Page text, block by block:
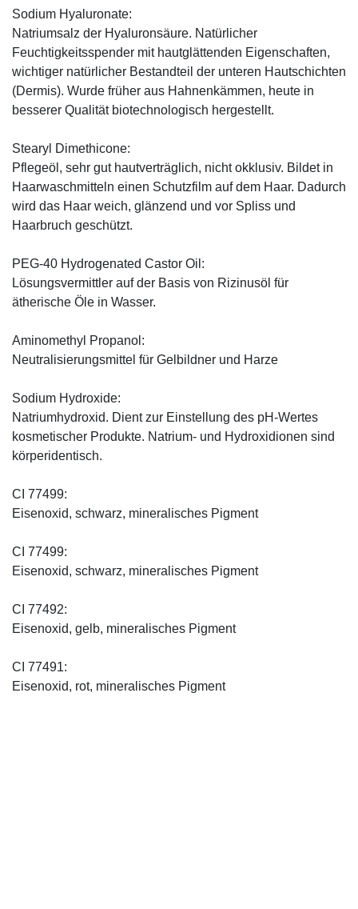
Sodium Hyaluronate:
Natriumsalz der Hyaluronsäure. Natürlicher
Feuchtigkeitsspender mit hautglättenden Eigenschaften,
wichtiger natürlicher Bestandteil der unteren Hautschichten
(Dermis). Wurde früher aus Hahnenkämmen, heute in
besserer Qualität biotechnologisch hergestellt.
Stearyl Dimethicone:
Pflegeöl, sehr gut hautverträglich, nicht okklusiv. Bildet in
Haarwaschmitteln einen Schutzfilm auf dem Haar. Dadurch
wird das Haar weich, glänzend und vor Spliss und
Haarbruch geschützt.
PEG-40 Hydrogenated Castor Oil:
Lösungsvermittler auf der Basis von Rizinusöl für
ätherische Öle in Wasser.
Aminomethyl Propanol:
Neutralisierungsmittel für Gelbildner und Harze
Sodium Hydroxide:
Natriumhydroxid. Dient zur Einstellung des pH-Wertes
kosmetischer Produkte. Natrium- und Hydroxidionen sind
körperidentisch.
CI 77499:
Eisenoxid, schwarz, mineralisches Pigment
CI 77499:
Eisenoxid, schwarz, mineralisches Pigment
CI 77492:
Eisenoxid, gelb, mineralisches Pigment
CI 77491:
Eisenoxid, rot, mineralisches Pigment